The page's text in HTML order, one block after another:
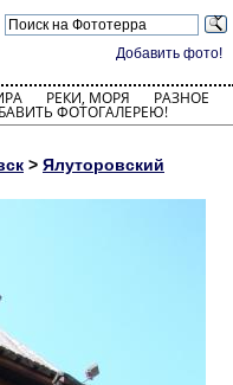
Добавить фото!
РЕКИ, МОРЯ РАЗНОЕ
ФОТОГАЛЕРЕЮ!
> Ялуторовский